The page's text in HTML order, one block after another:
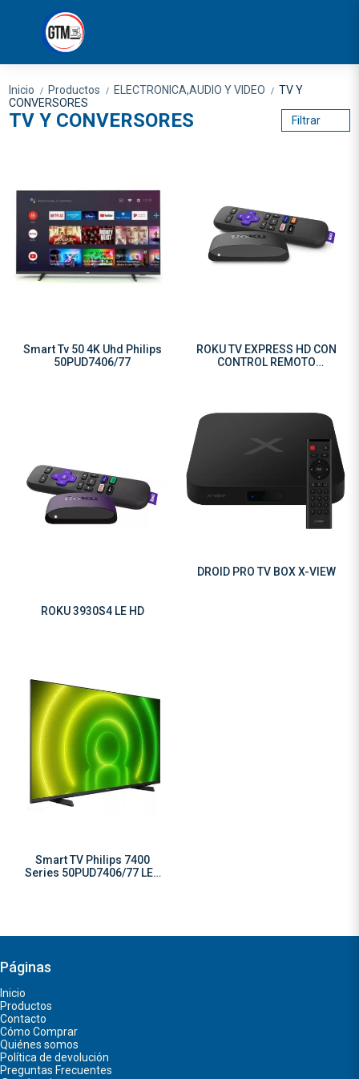
Inicio / Productos / ELECTRONICA,AUDIO Y VIDEO / TV Y
CONVERSORES
TV Y CONVERSORES Filtrar
Smart Tv 50 4K Uhd Philips
50PUD7406/77
ROKU TV EXPRESS HD CON
CONTROL REMOTO
ROKU 3930S4 LE HD
DROID PRO TV BOX X-VIEW
Smart TV Philips 7400
Series 50PUD7406/77 LED
Páginas
Inicio
Productos
Contacto
Cómo Comprar
Quiénes somos
Política de devolución
Preguntas Frecuentes